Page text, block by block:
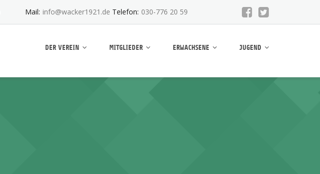
Mail: info@wacker1921.de Telefon: 030-776 20 59
DER VEREIN MITGLIEDER ERWACHSENE JUGEND